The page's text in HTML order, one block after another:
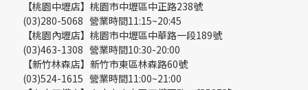
【桃園中壢店】桃園市中壢區中正路238號
(03)280-5068 營業時間11:15~20:45
【桃園內壢店】桃園市中壢區中華路一段189號
(03)463-1308 營業時間10:30-20:00
【新竹林森店】新竹市東區林森路60號
(03)524-1615 營業時間11:00~21:00